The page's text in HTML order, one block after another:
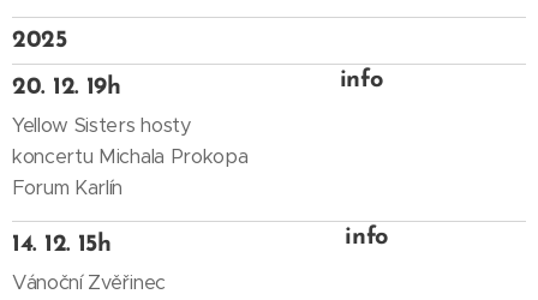
2025
20. 12. 19h
Yellow Sisters hosty
koncertu Michala Prokopa
Forum Karlín
info
14. 12. 15h
Vánoční Zvěřinec
info